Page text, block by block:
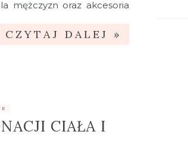
mężczyzn oraz akcesoria
CZYTAJ DALEJ »
CIAŁA I